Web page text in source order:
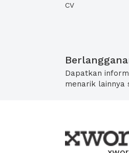
CV
Dapatkan
menarik lainnya